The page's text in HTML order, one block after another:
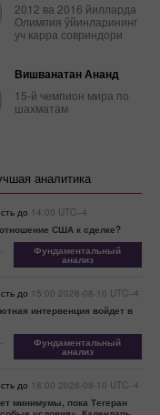
2012 ва 2016 йилларда
Олимпия ўйинларининг
уч карра совриндори
Вишванатан Ананд
15-й чемпион мира по
шахматам
аналитика
до 14:00 UTC--4
США к сделке?
Фундаментальный
анализ
до 15:00 2026-08-10 UTC--4
интервенция войдет в
Фундаментальный
анализ
до 18:00 2026-08-10 UTC--4
минимумы, пока Тегеран